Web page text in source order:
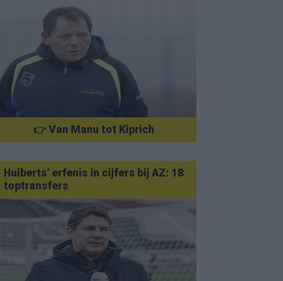
👉 Van Manu tot Kiprich
Huiberts’ erfenis in cijfers bij AZ: 18
toptransfers